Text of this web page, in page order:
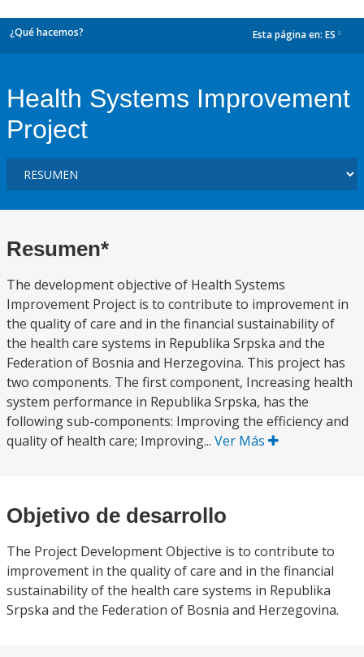
¿Qué hacemos? Esta página en: ES
Health Systems Improvement
Project
Resumen*
The development objective of Health Systems
Improvement Project is to contribute to improvement in
the quality of care and in the financial sustainability of
the health care systems in Republika Srpska and the
Federation of Bosnia and Herzegovina. This project has
two components. The first component, Increasing health
system performance in Republika Srpska, has the
following sub-components: Improving the efficiency and
quality of health care; Improving... Ver Más
Objetivo de desarrollo
The Project Development Objective is to contribute to
improvement in the quality of care and in the financial
sustainability of the health care systems in Republika
Srpska and the Federation of Bosnia and Herzegovina.